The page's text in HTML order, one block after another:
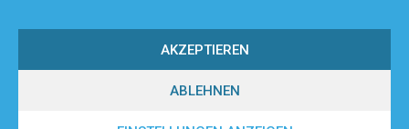
AKZEPTIEREN
ABLEHNEN